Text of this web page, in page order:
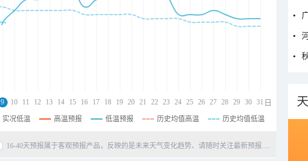
9 10 11 12 13 14 15 16 17 18 19 20 21 22 23 24 25 26 27 28 29 30 31 日
实况低温 高温预报 低温预报 历史均值高温 历史均值低温
16-40天预报属于客观预报产品，反映的是未来天气变化趋势、请随时关注最新预报.....